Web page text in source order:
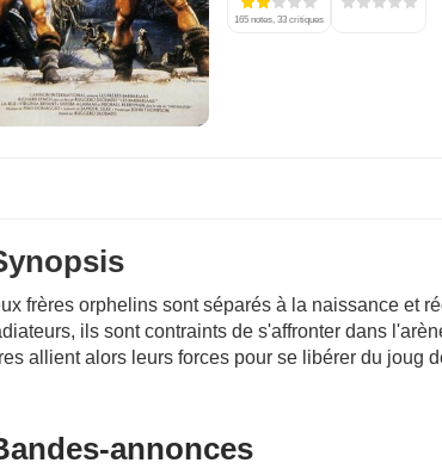
165 notes, 33 critiques
frères orphelins sont séparés à la naissance et
ils sont contraints de s'affronter dans
allient alors leurs forces pour se libérer du joug
annonces